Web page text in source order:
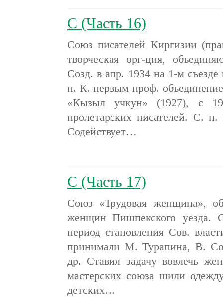
С (Часть 16)
Союз писателей Киргизии
творческая орг-ция,
Созд. в апр. 1934 на 1-м
п. К. первым проф.
«Кызыл учкун» (1927), с
пролетарских писателей. С.
Содействует…
С (Часть 17)
Союз «Трудовая женщина»,
женщин Пишпекского уезда.
период становления Сов.
принимали М. Турапина, В.
др. Ставил задачу вовлечь
мастерских союза шили
детских…